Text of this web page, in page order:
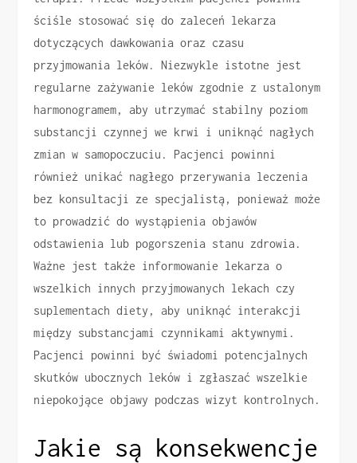
ściśle stosować się do zaleceń lekarza
dotyczących dawkowania oraz czasu
przyjmowania leków. Niezwykle istotne jest
regularne zażywanie leków zgodnie z ustalonym
harmonogramem, aby utrzymać stabilny poziom
substancji czynnej we krwi i uniknąć nagłych
zmian w samopoczuciu. Pacjenci powinni
również unikać nagłego przerywania leczenia
bez konsultacji ze specjalistą, ponieważ może
to prowadzić do wystąpienia objawów
odstawienia lub pogorszenia stanu zdrowia.
Ważne jest także informowanie lekarza o
wszelkich innych przyjmowanych lekach czy
suplementach diety, aby uniknąć interakcji
między substancjami czynnikami aktywnymi.
Pacjenci powinni być świadomi potencjalnych
skutków ubocznych leków i zgłaszać wszelkie
niepokojące objawy podczas wizyt kontrolnych.
Jakie są konsekwencje